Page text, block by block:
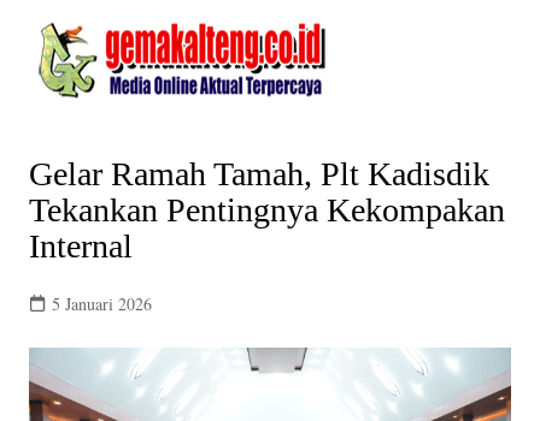
content
Gelar Ramah Tamah, Plt Kadisdik
Tekankan Pentingnya Kekompakan
Internal
5 Januari 2026